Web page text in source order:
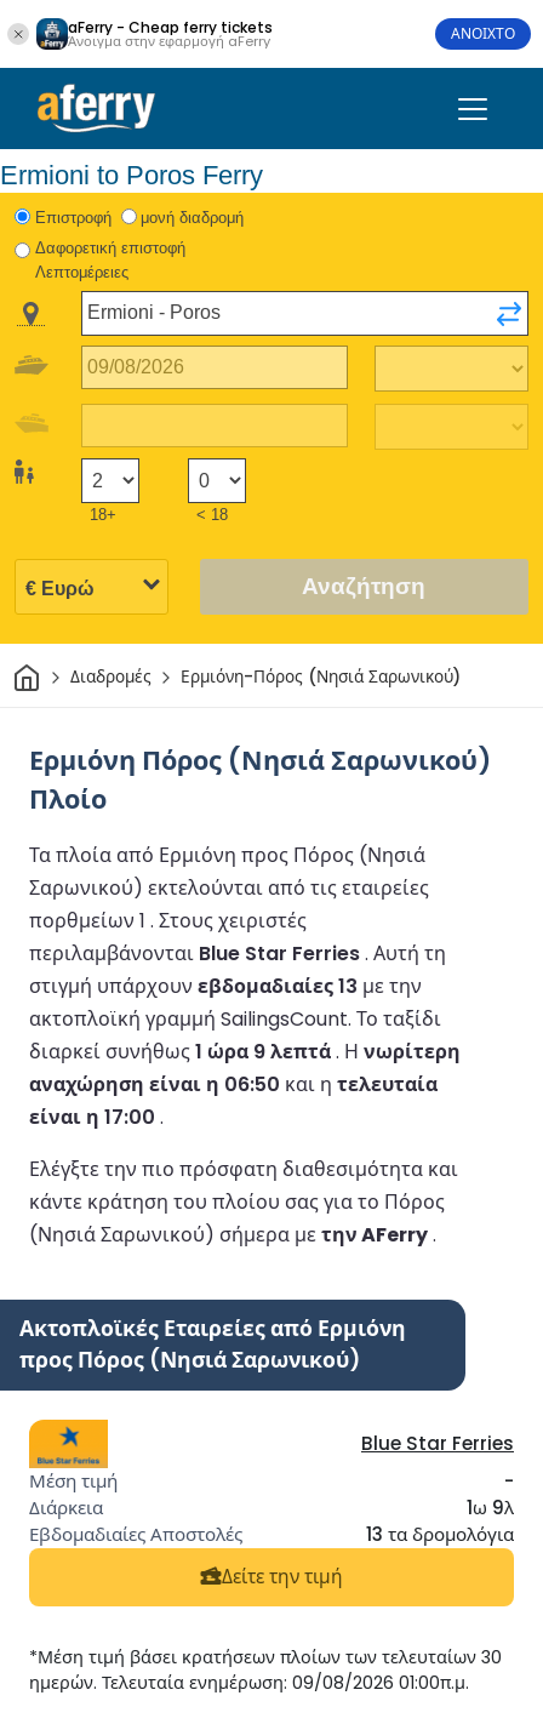
aFerry - Cheap ferry tickets
Άνοιγμα στην εφαρμογή aFerry ΑΝΟΙΧΤΟ
Ermioni to Poros Ferry
Eπιστροφή
μονή διαδρομή
Δαφορετική επιστοφή
Λεπτομέρειες
18+ < 18
Αναζήτηση
ΣπίτιΔιαδρομές Ερμιόνη-Πόρος (Νησιά Σαρωνικού)
Ερμιόνη Πόρος (Νησιά Σαρωνικού)
Πλοίο
Τα πλοία από Ερμιόνη προς Πόρος (Νησιά
Σαρωνικού) εκτελούνται από τις εταιρείες
πορθμείων 1 . Στους χειριστές
περιλαμβάνονται Blue Star Ferries. Αυτή τη
στιγμή υπάρχουν εβδομαδιαίες 13 με την
ακτοπλοϊκή γραμμή SailingsCount. Το ταξίδι
διαρκεί συνήθως1 ώρα 9 λεπτά. Η νωρίτερη
αναχώρηση είναι η 06:50 και η τελευταία
είναι η 17:00 .
Ελέγξτε την πιο πρόσφατη διαθεσιμότητα και
κάντε κράτηση του πλοίου σας για το Πόρος
(Νησιά Σαρωνικού) σήμερα μετην AFerry.
Ακτοπλοϊκές Εταιρείες από Ερμιόνη
προς Πόρος (Νησιά Σαρωνικού)
Blue Star Ferries
-
1ω 9λ
13 τα δρομολόγια
Δείτε την τιμή
*Μέση τιμή βάσει κρατήσεων πλοίων των τελευταίων 30
ημερών. Τελευταία ενημέρωση: 09/08/2026 01:00π.μ.